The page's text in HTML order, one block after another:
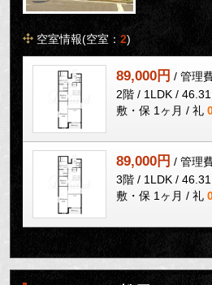
空室情報(空室：2)
89,000円 / 管理
2階 / 1LDK / 46.31
敷・保 1ヶ月 / 礼
89,000円 / 管理
3階 / 1LDK / 46.31
敷・保 1ヶ月 / 礼